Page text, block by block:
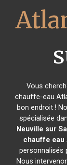
Vous
chauffe-eau
bon endroit !
spécialisée
Neuville sur
chauffe eau
personnalisés
Nous